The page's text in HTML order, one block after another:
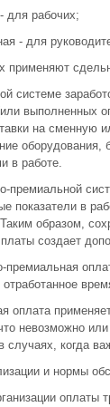
для рабочих;
- для
применяют
системе
выполненных
на сменную
оборудования,
в работе.
премиальной
показатели в
образом,
платы создает
премиальная
оплата
невозможно
случаях, когда
и нормы
оплаты